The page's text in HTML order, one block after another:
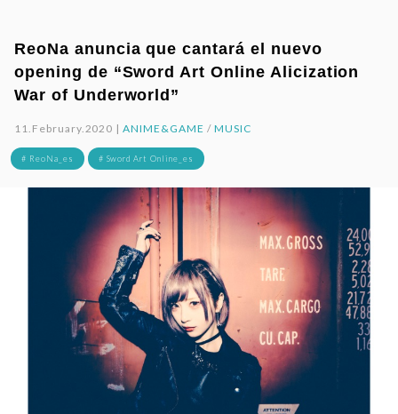
ReoNa anuncia que cantará el nuevo
opening de “Sword Art Online Alicization
War of Underworld”
11.February.2020 |ANIME&GAME / MUSIC
# ReoNa_es # Sword Art Online_es